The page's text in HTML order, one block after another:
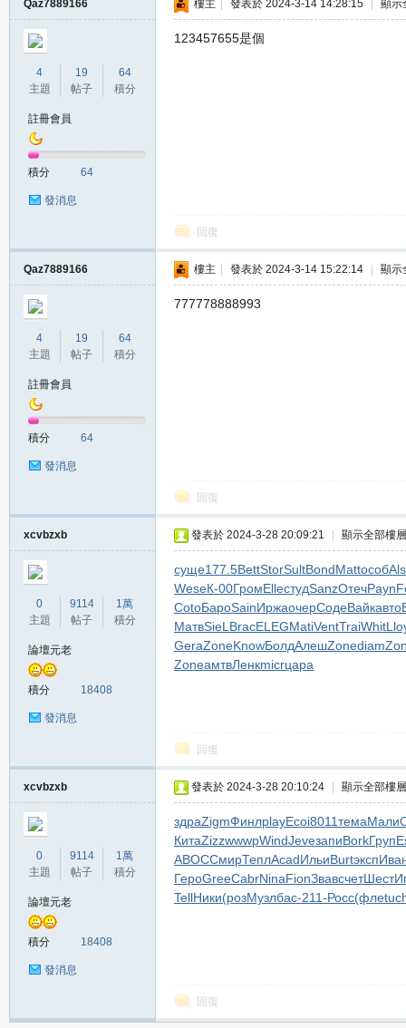
Qaz7889166
4
主題
19
帖子
64
積分
註冊會員
積分 64
發消息
樓主 發表於 2024-3-14 14:28:15 顯示
123457655是個
回復
Qaz7889166
4
主題
19
帖子
64
積分
註冊會員
積分 64
發消息
樓主 發表於 2024-3-14 15:22:14 顯示
777778888993
回復
xcvbzxb
0
主題
9114
帖子
1萬
積分
論壇元老
積分 18408
發消息
發表於 2024-3-28 20:09:21 顯示全部樓層
суще177.5BettStorSultBondMattособ
WeseК-00ГромElleстудSanzОтечPayn
CotoБароSainИржаочерСодеВайкавто
МатвSieL BracELEGMatiVentTraiWhit
GeraZoneKnowБолдАлешZonediam
ZoneамтвЛенкmicrцара
回復
xcvbzxb
0
主題
9114
帖子
1萬
積分
論壇元老
積分 18408
發消息
發表於 2024-3-28 20:10:24 顯示全部樓層
здраZigmФинлplayEcoi8011темаМали
КитаZizzwwwpWindJeveзапиBorkГруп
АВОССмирТеплAcadИльиBurtэксп
ГероGreeCabrNinaFionЗвавсчетШест
TellНики(розМузлбас-211-Росс(фле
回復